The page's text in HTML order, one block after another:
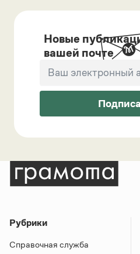
Новые
вашей почте
Рубрики
Справочная служба